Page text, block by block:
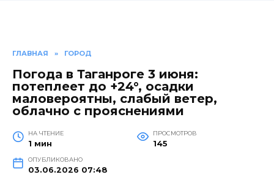
ГЛАВНАЯ » ГОРОД
Погода в Таганроге 3 июня:
потеплеет до +24°, осадки
маловероятны, слабый ветер,
облачно с прояснениями
НА ЧТЕНИЕ
1 мин
ПРОСМОТРОВ
145
ОПУБЛИКОВАНО
03.06.2026 07:48